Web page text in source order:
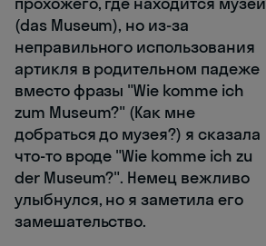
(das Museum), но из-за
неправильного использования
артикля в родительном падеже
вместо фразы "Wie komme ich
zum Museum?" (Как мне
добраться до музея?) я сказала
что-то вроде "Wie komme ich zu
der Museum?". Немец вежливо
улыбнулся, но я заметила его
замешательство.